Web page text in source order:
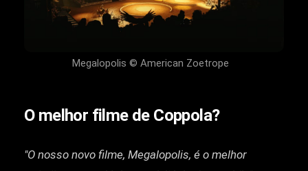
Megalopolis © American Zoetrope
O melhor filme de Coppola?
"O nosso novo filme, Megalopolis, é o melhor